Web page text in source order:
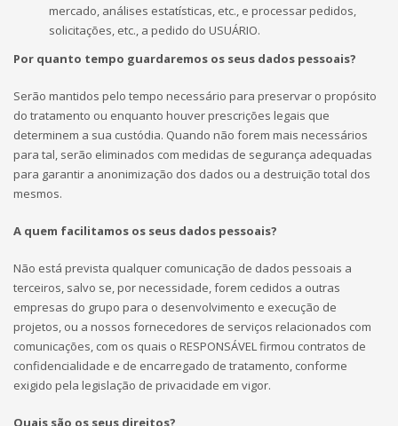
mercado, análises estatísticas, etc., e processar pedidos,
solicitações, etc., a pedido do USUÁRIO.
Por quanto tempo guardaremos os seus dados pessoais?
Serão mantidos pelo tempo necessário para preservar o propósito
do tratamento ou enquanto houver prescrições legais que
determinem a sua custódia. Quando não forem mais necessários
para tal, serão eliminados com medidas de segurança adequadas
para garantir a anonimização dos dados ou a destruição total dos
mesmos.
A quem facilitamos os seus dados pessoais?
Não está prevista qualquer comunicação de dados pessoais a
terceiros, salvo se, por necessidade, forem cedidos a outras
empresas do grupo para o desenvolvimento e execução de
projetos, ou a nossos fornecedores de serviços relacionados com
comunicações, com os quais o RESPONSÁVEL firmou contratos de
confidencialidade e de encarregado de tratamento, conforme
exigido pela legislação de privacidade em vigor.
Quais são os seus direitos?